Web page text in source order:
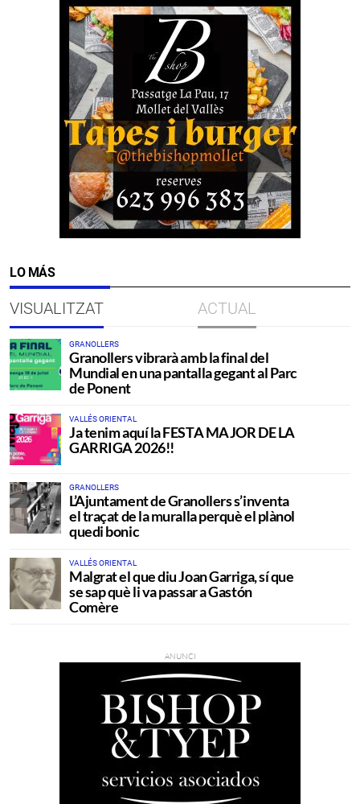
LO MÁS
VISUALITZAT ACTUAL
GRANOLLERS
Granollers vibrarà amb la final del
Mundial en una pantalla gegant al Parc
de Ponent
VALLÉS ORIENTAL
Ja tenim aquí la FESTA MAJOR DE LA
GARRIGA 2026!!
GRANOLLERS
L’Ajuntament de Granollers s’inventa
el traçat de la muralla perquè el plànol
quedi bonic
VALLÉS ORIENTAL
Malgrat el que diu Joan Garriga, sí que
se sap què li va passar a Gastón
Comère